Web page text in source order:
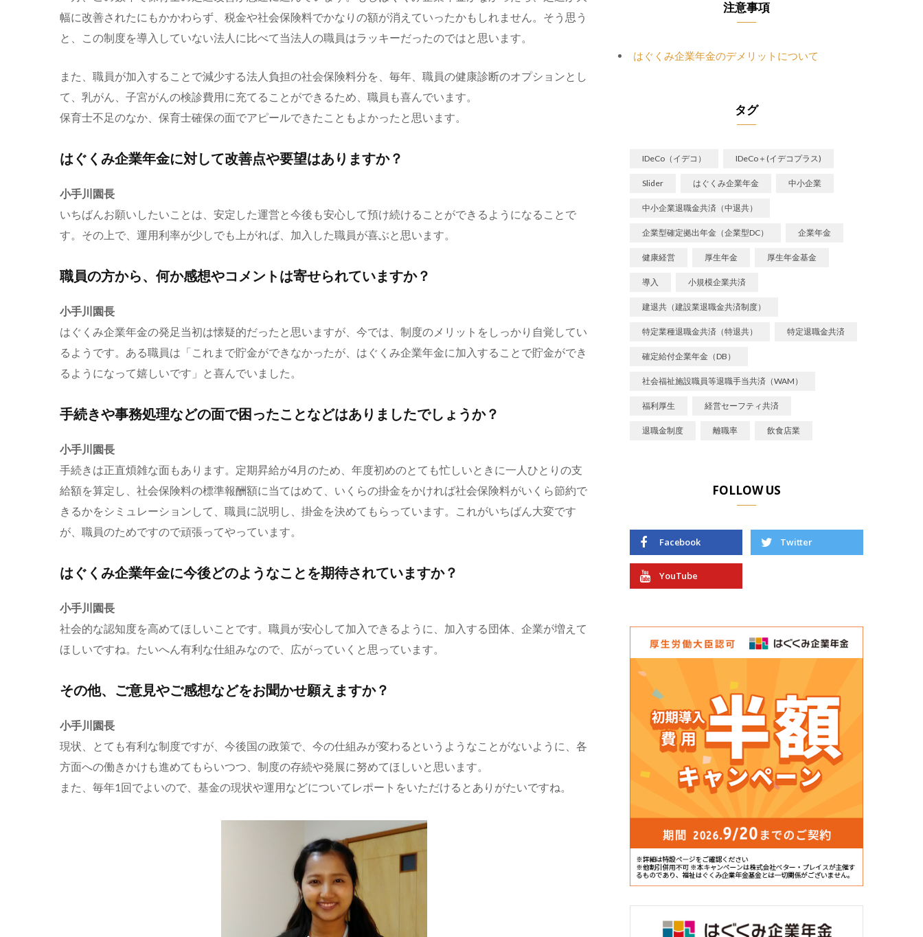
幅に改善されたにもかかわらず、税金や社会保険料でかなりの額が消えていったかもしれません。そう思う
と、この制度を導入していない法人に比べて当法人の職員はラッキーだったのではと思います。
また、職員が加入することで減少する法人負担の社会保険料分を、毎年、職員の健康診断のオプションとし
て、乳がん、子宮がんの検診費用に充てることができるため、職員も喜んでいます。
保育士不足のなか、保育士確保の面でアピールできたこともよかったと思います。
はぐくみ企業年金に対して改善点や要望はありますか？
小手川園長
いちばんお願いしたいことは、安定した運営と今後も安心して預け続けることができるようになることで
す。その上で、運用利率が少しでも上がれば、加入した職員が喜ぶと思います。
職員の方から、何か感想やコメントは寄せられていますか？
小手川園長
はぐくみ企業年金の発足当初は懐疑的だったと思いますが、今では、制度のメリットをしっかり自覚してい
るようです。ある職員は「これまで貯金ができなかったが、はぐくみ企業年金に加入することで貯金ができ
るようになって嬉しいです」と喜んでいました。
手続きや事務処理などの面で困ったことなどはありましたでしょうか？
小手川園長
手続きは正直煩雑な面もあります。定期昇給が4月のため、年度初めのとても忙しいときに一人ひとりの支
給額を算定し、社会保険料の標準報酬額に当てはめて、いくらの掛金をかければ社会保険料がいくら節約で
きるかをシミュレーションして、職員に説明し、掛金を決めてもらっています。これがいちばん大変です
が、職員のためですので頑張ってやっています。
はぐくみ企業年金に今後どのようなことを期待されていますか？
小手川園長
社会的な認知度を高めてほしいことです。職員が安心して加入できるように、加入する団体、企業が増えて
ほしいですね。たいへん有利な仕組みなので、広がっていくと思っています。
その他、ご意見やご感想などをお聞かせ願えますか？
小手川園長
現状、とても有利な制度ですが、今後国の政策で、今の仕組みが変わるというようなことがないように、各
方面への働きかけも進めてもらいつつ、制度の存続や発展に努めてほしいと思います。
また、毎年1回でよいので、基金の現状や運用などについてレポートをいただけるとありがたいですね。
注意事項
はぐくみ企業年金のデメリットについて
タグ
IDeCo（イデコ） IDeCo＋(イデコプラス)
Slider はぐくみ企業年金 中小企業
中小企業退職金共済（中退共）
企業型確定拠出年金（企業型DC） 企業年金
健康経営 厚生年金 厚生年金基金
導入 小規模企業共済
建退共（建設業退職金共済制度）
特定業種退職金共済（特退共） 特定退職金共済
確定給付企業年金（DB）
社会福祉施設職員等退職手当共済（WAM）
福利厚生 経営セーフティ共済
退職金制度 離職率 飲食店業
FOLLOW US
Facebook Twitter
YouTube